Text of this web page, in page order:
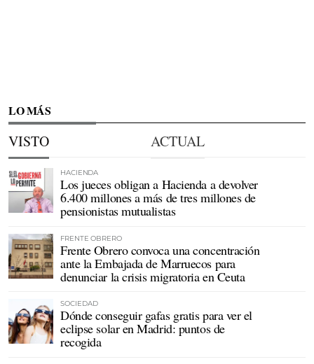
LO MÁS
VISTO ACTUAL
HACIENDA
Los jueces obligan a Hacienda a devolver
6.400 millones a más de tres millones de
pensionistas mutualistas
FRENTE OBRERO
Frente Obrero convoca una concentración
ante la Embajada de Marruecos para
denunciar la crisis migratoria en Ceuta
SOCIEDAD
Dónde conseguir gafas gratis para ver el
eclipse solar en Madrid: puntos de
recogida